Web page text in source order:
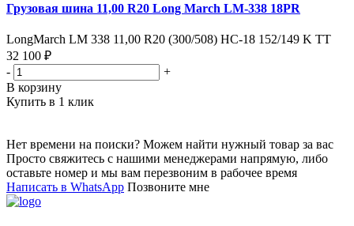
Грузовая шина 11,00 R20 Long March LM-338 18PR
LongMarch LM 338 11,00 R20 (300/508) НС-18 152/149 K TT
32 100 ₽
-
+
В корзину
Купить в 1 клик
Нет времени на поиски? Можем найти нужный товар за вас
Просто свяжитесь с нашими менеджерами напрямую, либо
оставьте номер и мы вам перезвоним в рабочее время
Написать в WhatsApp Позвоните мне